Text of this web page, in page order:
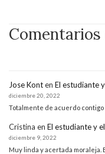
Jose Konten El estudiante
diciembre 20, 2022
Totalmente de acuerdo
Cristina en El estudiante y
diciembre 9, 2022
Muy linda y acertada moraleja.